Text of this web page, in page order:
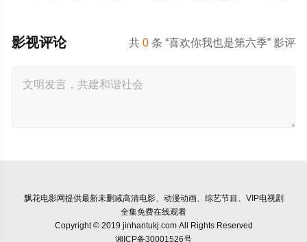
共0 条 “喜欢你我也是第六季” 影评
影视评论
飘花电影网提供最新未删减高清电影、动漫动画、综艺节目、VIP电视剧
全集免费在线观看
Copyright © 2019 jinhantukj.com All Rights Reserved
湘ICP备30001526号